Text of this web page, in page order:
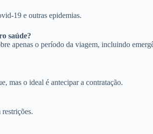
19 e outras epidemias.
saúde?
apenas o período da viagem, incluindo
mas o ideal é antecipar a contratação.